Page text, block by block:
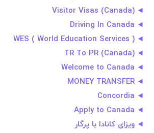
Visitor Visas (Canada)
Driving In Canada
WES ( World Education Services )
TR To PR (Canada)
Welcome to Canada
MONEY TRANSFER
Concordia
Apply to Canada
ویزای کانادا با پرگار